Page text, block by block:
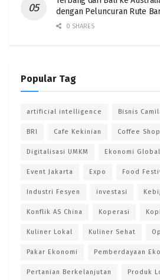
dengan Peluncuran Rute
0 SHARES
Popular Tag
artificial intelligence Bisnis
BRI Cafe Kekinian Coffee Shop
Digitalisasi UMKM Ekonomi Global
Event Jakarta Expo Food
Industri Fesyen investasi
Konflik AS China Koperasi Kopi
Kuliner Lokal Kuliner Sehat
Pakar Ekonomi Pemberdayaan
Pertanian Berkelanjutan Produk